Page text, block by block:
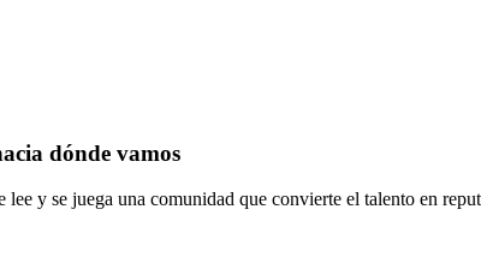
dónde vamos
y se juega una comunidad que convierte el talento en